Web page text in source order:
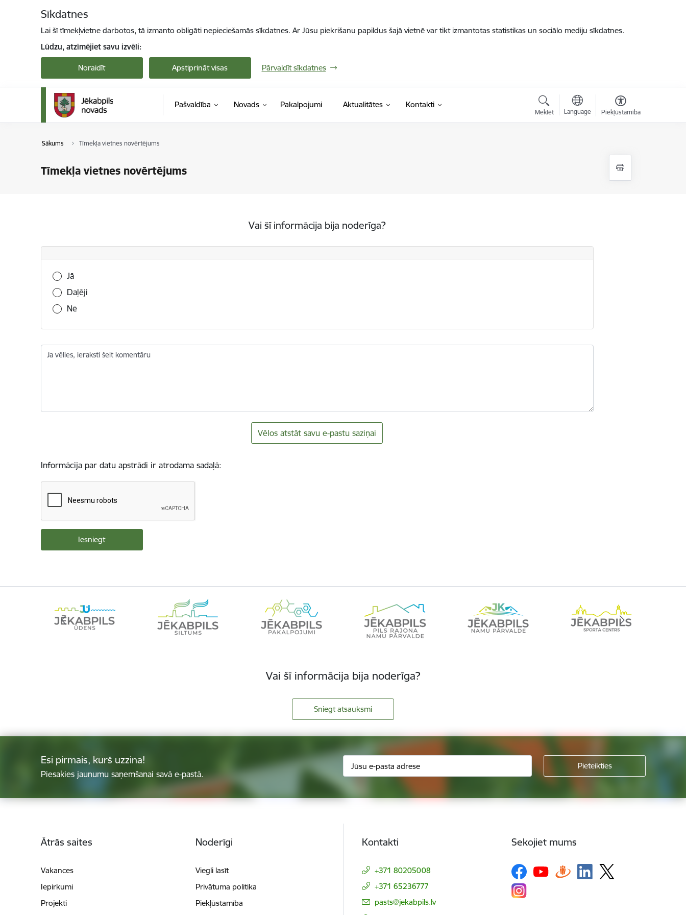
Sīkdatnes
Lai šī tīmekļvietne darbotos, tā izmanto obligāti nepieciešamās sīkdatnes. Ar Jūsu piekrišanu papildus šajā vietnē var tikt izmantotas statistikas un sociālo mediju sīkdatnes.
Lūdzu, atzīmējiet savu izvēli:
Noraidīt Apstiprināt visas Pārvaldīt sīkdatnes
Pašvaldība Novads Pakalpojumi Aktualitātes Kontakti
Meklēt Language Piekļūstamība
Sākums Tīmekļa vietnes novērtējums
Tīmekļa vietnes novērtējums
Vai šī informācija bija noderīga?
Vai šī informācija bija noderīga?
Jā
Daļēji
Nē
Ja vēlies, ieraksti šeit komentāru
Vēlos atstāt savu e-pastu saziņai
Informācija par datu apstrādi ir atrodama sadaļā:
Vai šī informācija bija noderīga?
Sniegt atsauksmi
Esi pirmais, kurš uzzina!
Piesakies jaunumu saņemšanai savā e-pastā.
Ātrās saites
Vakances
Iepirkumi
Projekti
Noderīgi
Viegli lasīt
Privātuma politika
Piekļūstamība
Kontakti
+371 80205008
+371 65236777
E-pasts:
pasts@jekabpils.lv
Sekojiet mums